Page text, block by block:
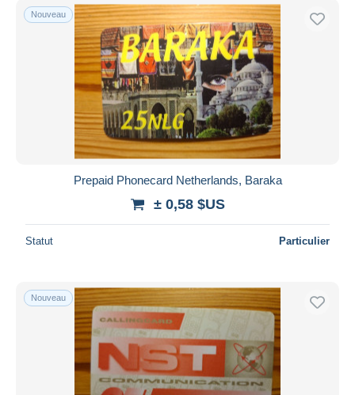
Nouveau
Prepaid Phonecard Netherlands, Baraka
± 0,58 $US
Statut Particulier
Nouveau